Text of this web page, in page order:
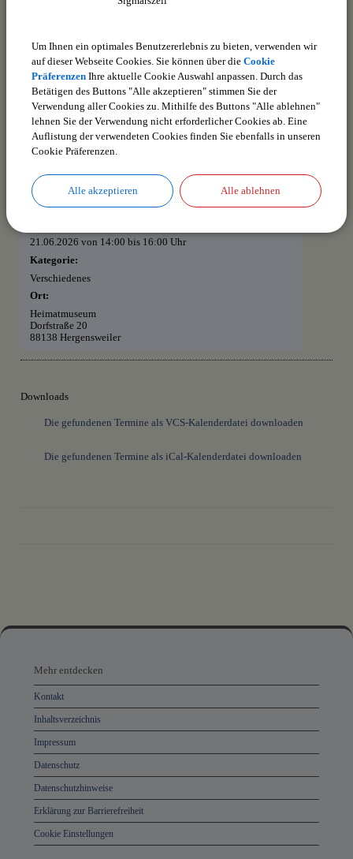
Termin:
Kategorie:
Sitzungen
Ort:
im Sitzungsraum des Rathauses Weißensberg, Kirchstr. 13
Heimatmuseum geöffnet - Dauerausstellung +
Sonderausstellung
21.06.2026 von 14:00 bis 16:00 Uhr
Kategorie:
Verschiedenes
Ort:
Heimatmuseum
Dorfstraße 20
88138 Hergensweiler
Downloads
Die gefundenen Termine als VCS-Kalenderdatei downloaden
Die gefundenen Termine als iCal-Kalenderdatei downloaden
entdecken,
Öffnungszeiten
und
Anschrift
und
Kontakt
Mehr entdecken
Kontakt
Inhaltsverzeichnis
Impressum
Datenschutz
Datenschutzhinweise
Erklärung zur Barrierefreiheit
Cookie Einstellungen
Um Ihnen ein optimales Benutzererlebnis zu bieten, verwenden wir
auf dieser Webseite Cookies. Sie können über die Cookie
Präferenzen Ihre aktuelle Cookie Auswahl anpassen. Durch das
Betätigen des Buttons "Alle akzeptieren" stimmen Sie der
Verwendung aller Cookies zu. Mithilfe des Buttons "Alle ablehnen"
lehnen Sie der Verwendung nicht erforderlicher Cookies ab. Eine
Auflistung der verwendeten Cookies finden Sie ebenfalls in unseren
Cookie Präferenzen.
Alle akzeptieren Alle ablehnen